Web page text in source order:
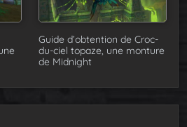
Guide d’obtention de Croc-
du-ciel topaze, une monture
de Midnight